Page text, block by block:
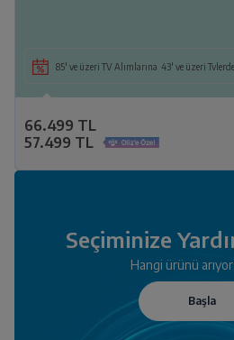
85' ve üzeri TV Alımlarına 43' ve üzeri
66.499 TL
57.499 TL
Seçiminize
Hangi ürünü